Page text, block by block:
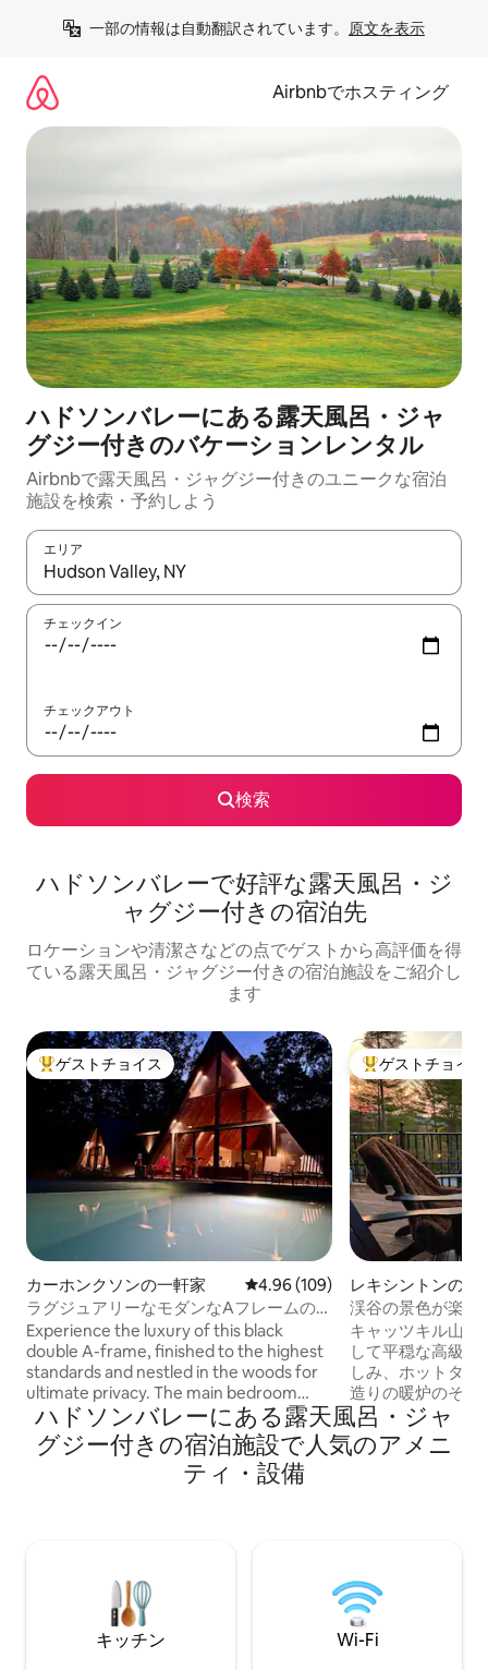
一部の情報は自動翻訳されています。 原文を表示
Airbnbでホスティング
ハドソンバレーにある露天風呂・ジャ
グジー付きのバケーションレンタル
Airbnbで露天風呂・ジャグジー付きのユニークな宿泊
施設を検索・予約しよう
エリア
検索結果が表示されたら、上下の矢印キーを使って移動するか
チェックイン
チェックアウト
検索
ハドソンバレーで好評な露天風呂・ジ
ャグジー付きの宿泊先
ロケーションや清潔さなどの点でゲストから高評価を得
ている露天風呂・ジャグジー付きの宿泊施設をご紹介し
ます
大好評のゲストチョイスです。
ゲストチョイス
カーホンクソンの一軒家 レビュー109件、5つ星中4.96つ
4.96 (109)
ラグジュアリーなモダンなAフレームの家
（ジャグジーと新設の温水プール付き）
Experience the luxury of this black
double A-frame, finished to the highest
standards and nestled in the woods for
ultimate privacy. The main bedroom
features a soaring ceiling and spa-like
en-suite with walk-in shower, tub, bidet,
double sink, and heated floors. The
sunny second bedroom also has an en-
大好評のゲスト
ゲストチョイス
レキシントンの一
渓谷の景色が楽し
ン、ジャグジー、
キャッツキル山脈
して平穏な高級
しみ、ホットタ
造りの暖炉のそば
セレクションが用
の部屋でおしゃべ
階には2つ目のリ
たりできます。グ
子ども連れ、ペッ
す。高速
コン、EV充電器
ハドソンバレーにある露天風呂・ジャ
グジー付きの宿泊施設で人気のアメニ
ティ・設備
キッチン Wi-Fi